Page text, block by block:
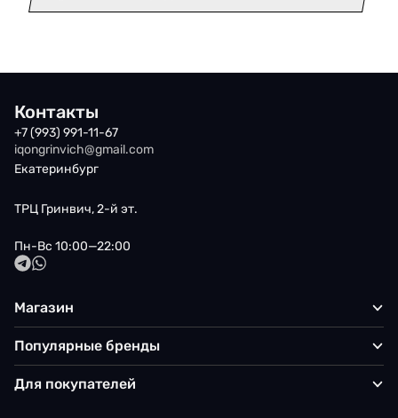
Контакты
+7 (993) 991-11-67
iqongrinvich@gmail.com
Екатеринбург
ТРЦ Гринвич, 2-й эт.
Пн-Вс 10:00—22:00
Магазин
Популярные бренды
Для покупателей